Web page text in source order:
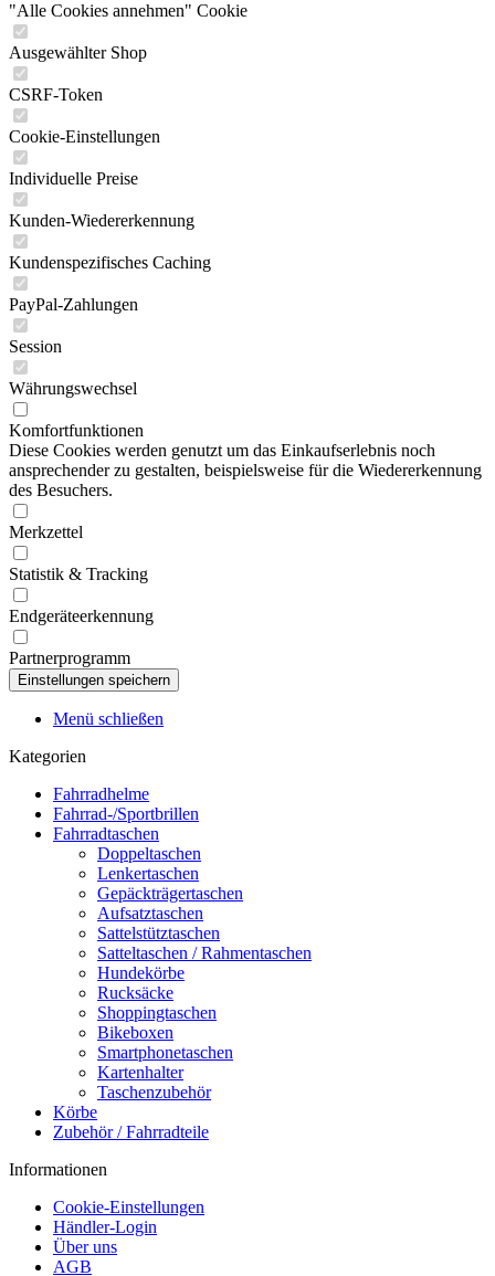
"Alle Cookies annehmen" Cookie
Ausgewählter Shop
CSRF-Token
Cookie-Einstellungen
Individuelle Preise
Kunden-Wiedererkennung
Kundenspezifisches Caching
PayPal-Zahlungen
Session
Währungswechsel
Komfortfunktionen
Diese Cookies werden genutzt um das Einkaufserlebnis noch
ansprechender zu gestalten, beispielsweise für die Wiedererkennung
des Besuchers.
Merkzettel
Statistik & Tracking
Endgeräteerkennung
Partnerprogramm
Menü schließen
Kategorien
Fahrradhelme
Fahrrad-/Sportbrillen
Fahrradtaschen
Doppeltaschen
Lenkertaschen
Gepäckträgertaschen
Aufsatztaschen
Sattelstütztaschen
Satteltaschen / Rahmentaschen
Hundekörbe
Rucksäcke
Shoppingtaschen
Bikeboxen
Smartphonetaschen
Kartenhalter
Taschenzubehör
Körbe
Zubehör / Fahrradteile
Informationen
Cookie-Einstellungen
Händler-Login
Über uns
AGB